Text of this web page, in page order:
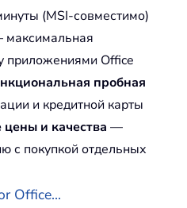
(MSI-совместимо)
приложениями Office
пробная
и кредитной карты
и качества —
с покупкой отдельных
Office...